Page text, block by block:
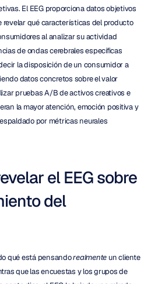
El EEG proporciona datos objetivos
revelar qué características del producto
al analizar su actividad
de ondas cerebrales específicas
la disposición de un consumidor a
datos concretos sobre el valor
pruebas A/B de activos creativos e
la mayor atención, emoción positiva y
por métricas neurales
el EEG sobre
del
qué está pensando realmente un cliente
que las encuestas y los grupos de